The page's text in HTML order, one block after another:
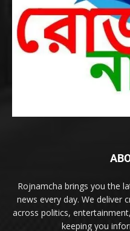
Rojnamcha brings you the
news every day. We deliver
across politics,
keeping you